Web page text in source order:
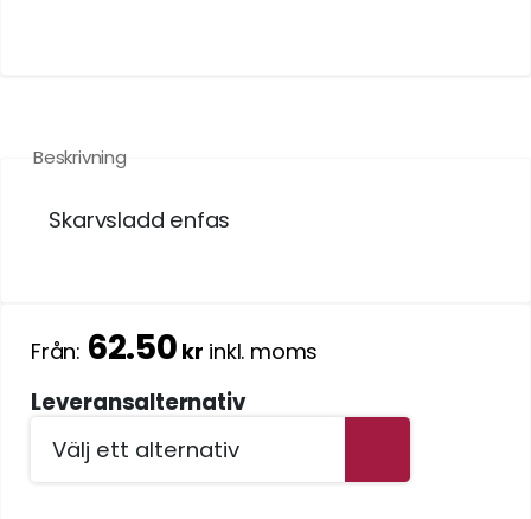
Beskrivning
Skarvsladd enfas
Från: 62.50 kr inkl. moms
Leveransalternativ